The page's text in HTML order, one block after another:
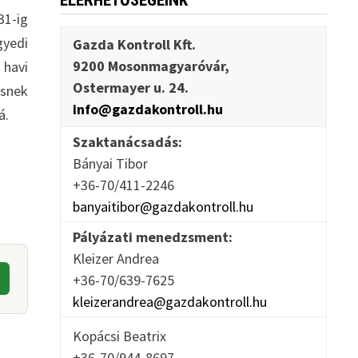
ig
Gazda Kontroll Kft.
9200 Mosonmagyaróvár,
Ostermayer u. 24.
info@gazdakontroll.hu
Szaktanácsadás:
Bányai Tibor
+36-70/411-2246
banyaitibor@gazdakontroll.hu
Pályázati menedzsment:
Kleizer Andrea
+36-70/639-7625
kleizerandrea@gazdakontroll.hu
Kopácsi Beatrix